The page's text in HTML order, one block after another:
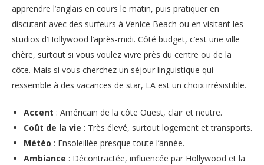
apprendre l’anglais en cours le matin, puis pratiquer en
discutant avec des surfeurs à Venice Beach ou en visitant les
studios d’Hollywood l’après-midi. Côté budget, c’est une ville
chère, surtout si vous voulez vivre près du centre ou de la
côte. Mais si vous cherchez un séjour linguistique qui
ressemble à des vacances de star, LA est un choix irrésistible.
Accent : Américain de la côte Ouest, clair et neutre.
Coût de la vie : Très élevé, surtout logement et transports.
Météo : Ensoleillée presque toute l’année.
Ambiance : Décontractée, influencée par Hollywood et la